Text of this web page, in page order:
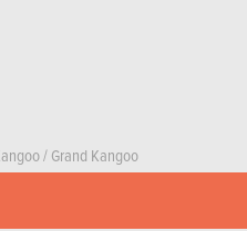
/Grand Kangoo